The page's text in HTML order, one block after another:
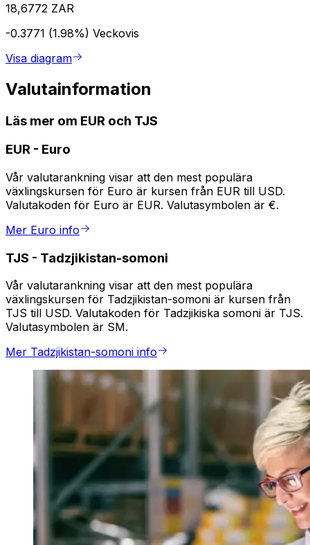
18,6772 ZAR
-0.3771 (1.98%) Veckovis
Visa diagram
Valutainformation
Läs mer om EUR och TJS
EUR - Euro
Vår valutarankning visar att den mest populära
växlingskursen för Euro är kursen från EUR till USD.
Valutakoden för Euro är EUR. Valutasymbolen är €.
Mer Euro info
TJS - Tadzjikistan-somoni
Vår valutarankning visar att den mest populära
växlingskursen för Tadzjikistan-somoni är kursen från
TJS till USD. Valutakoden för Tadzjikiska somoni är TJS.
Valutasymbolen är SM.
Mer Tadzjikistan-somoni info